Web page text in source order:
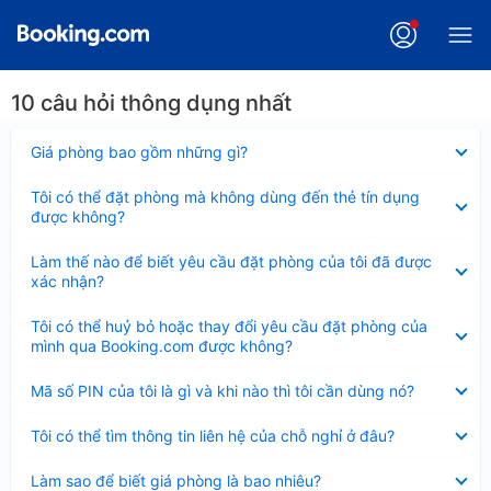
10 câu hỏi thông dụng nhất
Giá phòng bao gồm những gì?
thu
Tôi có thể đặt phòng mà không dùng đến thẻ tín dụng
được không?
thu
gọn
Làm thế nào để biết yêu cầu đặt phòng của tôi đã được
xác nhận?
thu
gọn
Tôi có thể huỷ bỏ hoặc thay đổi yêu cầu đặt phòng của
mình qua Booking.com được không?
thu
gọn
Mã số PIN của tôi là gì và khi nào thì tôi cần dùng nó?
thu
Tôi có thể tìm thông tin liên hệ của chỗ nghỉ ở đâu?
thu
Làm sao để biết giá phòng là bao nhiêu?
thu